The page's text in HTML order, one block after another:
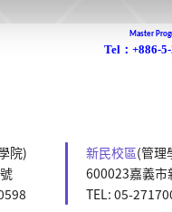
Master
Tel：+886-
院)
新民校區(管理
600023嘉義市
TEL: 05-